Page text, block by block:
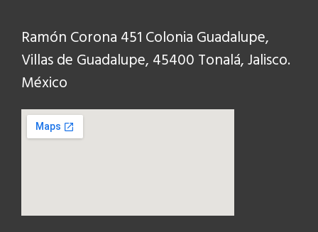
Ramón Corona 451 Colonia Guadalupe,
Villas de Guadalupe, 45400 Tonalá, Jalisco.
México